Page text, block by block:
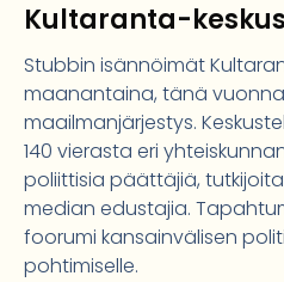
Kultaranta-
Stubbin isännöimät
maanantaina, tänä
maailmanjärjestys.
140 vierasta eri
poliittisia päättäjiä,
median edustajia.
foorumi kansainvälisen
pohtimiselle.